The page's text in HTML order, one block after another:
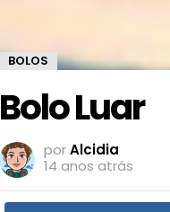
BOLOS
Bolo Luar
porAlcidia
14 anos atrás